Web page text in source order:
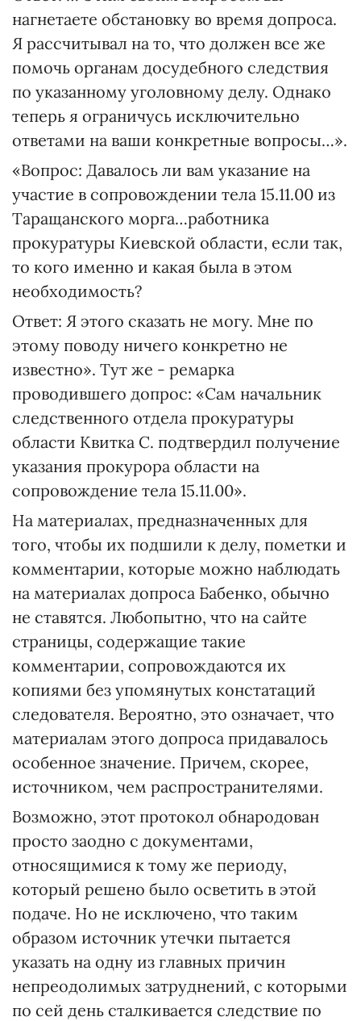
нагнетаете обстановку во время допроса.
Я рассчитывал на то, что должен все же
помочь органам досудебного следствия
по указанному уголовному делу. Однако
теперь я ограничусь исключительно
ответами на ваши конкретные вопросы…».
«Вопрос: Давалось ли вам указание на
участие в сопровождении тела 15.11.00 из
Таращанского морга…работника
прокуратуры Киевской области, если так,
то кого именно и какая была в этом
необходимость?
Ответ: Я этого сказать не могу. Мне по
этому поводу ничего конкретно не
известно». Тут же - ремарка
проводившего допрос: «Сам начальник
следственного отдела прокуратуры
области Квитка С. подтвердил получение
указания прокурора области на
сопровождение тела 15.11.00».
На материалах, предназначенных для
того, чтобы их подшили к делу, пометки и
комментарии, которые можно наблюдать
на материалах допроса Бабенко, обычно
не ставятся. Любопытно, что на сайте
страницы, содержащие такие
комментарии, сопровождаются их
копиями без упомянутых констатаций
следователя. Вероятно, это означает, что
материалам этого допроса придавалось
особенное значение. Причем, скорее,
источником, чем распространителями.
Возможно, этот протокол обнародован
просто заодно с документами,
относящимися к тому же периоду,
который решено было осветить в этой
подаче. Но не исключено, что таким
образом источник утечки пытается
указать на одну из главных причин
непреодолимых затруднений, с которыми
по сей день сталкивается следствие по